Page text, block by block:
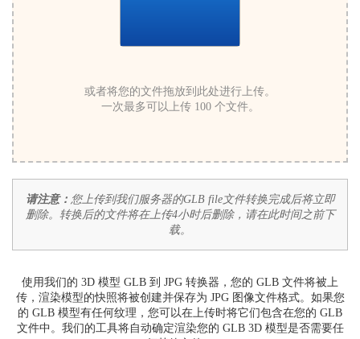
或者将您的文件拖放到此处进行上传。
一次最多可以上传 100 个文件。
请注意： 您上传到我们服务器的GLB file文件转换完成后将立即
删除。转换后的文件将在上传4小时后删除，请在此时间之前下
载。
使用我们的 3D 模型 GLB 到 JPG 转换器，您的 GLB 文件将被上
传，渲染模型的快照将被创建并保存为 JPG 图像文件格式。如果您
的 GLB 模型有任何纹理，您可以在上传时将它们包含在您的 GLB
文件中。我们的工具将自动确定渲染您的 GLB 3D 模型是否需要任